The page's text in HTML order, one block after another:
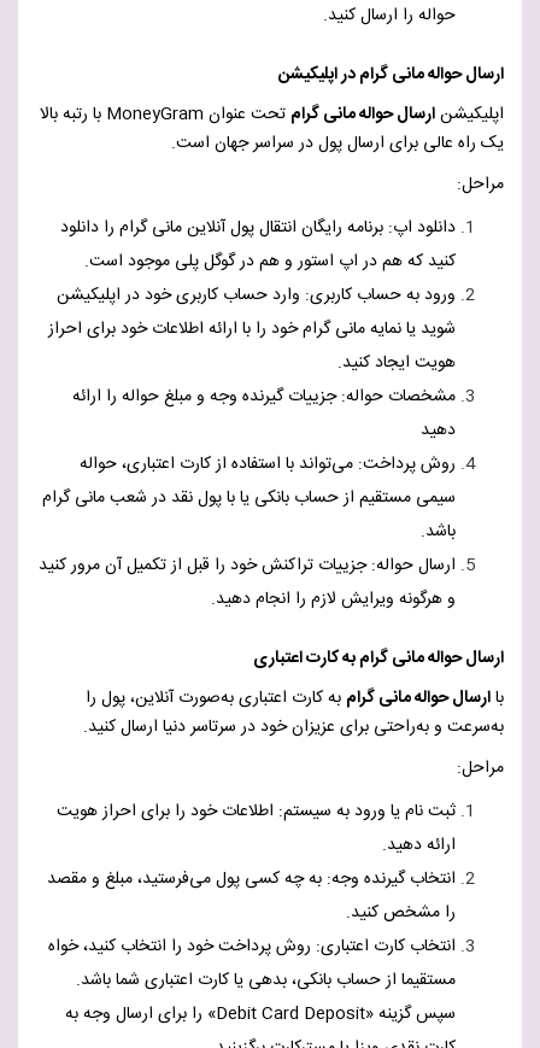
حواله را ارسال کنید.
ارسال حواله مانی گرام در اپلیکیشن
اپلیکیشنارسال حواله مانی گرام تحت عنوان MoneyGram با رتبه بالا
یک راه عالی برای ارسال پول در سراسر جهان است.
مراحل:
دانلود اپ: برنامه رایگان انتقال پول آنلاین مانی گرام را دانلود
کنید کههم در اپ استور و هم در گوگل پلی موجود است.
ورود به حساب کاربری: وارد حساب کاربری خود در اپلیکیشن
شوید یا نمایه مانی گرام خود را با ارائه اطلاعات خود برای احراز
هویت ایجاد کنید.
مشخصات حواله: جزییات گیرنده وجه و مبلغ حواله را ارائه
دهید
روش پرداخت: می‌تواند با استفاده از کارت اعتباری، حواله
سیمی مستقیم از حساب بانکی یا با پول نقد در شعب مانی گرام
باشد.
ارسال حواله: جزییات تراکنش خود را قبل از تکمیل آن مرور کنید
و هرگونه ویرایش لازم را انجام دهید.
ارسال حواله مانی گرام به کارت اعتباری
باارسال حواله مانی گرام به کارت اعتباری به‌صورت آنلاین، پول را
به‌سرعت و به‌راحتی برای عزیزان خود در سرتاسر دنیا ارسال کنید.
مراحل:
ثبت نام یا ورود به سیستم: اطلاعات خود را برای احراز هویت
ارائه دهید.
انتخاب گیرنده وجه: به چه کسی پول می‌فرستید، مبلغ و مقصد
را مشخص کنید.
انتخاب کارت اعتباری: روش پرداخت خود را انتخاب کنید، خواه
مستقیما از حساب بانکی، بدهی یا کارت اعتباری شما باشد.
سپس گزینه «Debit Card Deposit» را برای ارسال وجه به